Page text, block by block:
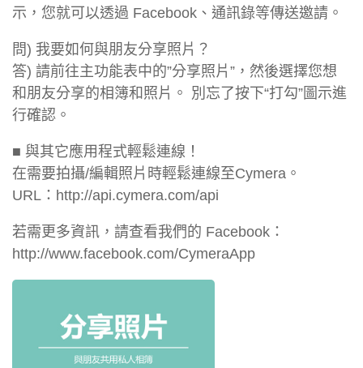
示，您就可以透過 Facebook、通訊錄等傳送邀請。
問) 我要如何與朋友分享照片？
答) 請前往主功能表中的”分享照片”，然後選擇您想
和朋友分享的相簿和照片。 別忘了按下“打勾”圖示進
行確認。
■ 與其它應用程式輕鬆連線！
在需要拍攝/編輯照片時輕鬆連線至Cymera。
URL：http://api.cymera.com/api
若需更多資訊，請查看我們的 Facebook：
http://www.facebook.com/CymeraApp